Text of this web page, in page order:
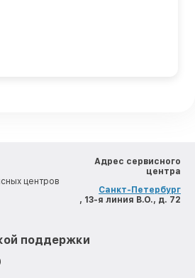
центров
Адрес сервисного
центра
Санкт-Петербург
, 13-я линия В.О., д. 72
поддержки